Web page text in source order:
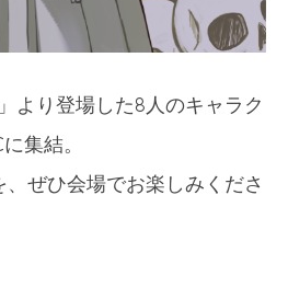
より登場した8人のキャラク
集結。
ぜひ会場でお楽しみくださ